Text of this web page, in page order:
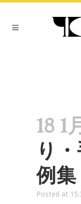
18 1月
り
例集
Posted at